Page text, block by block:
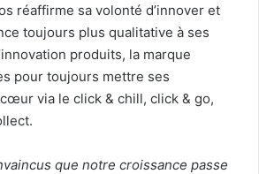
réaffirme sa volonté d’innover et
toujours plus qualitative à ses
produits, la marque
pour toujours mettre ses
via le click & chill, click & go,
que notre croissance passe